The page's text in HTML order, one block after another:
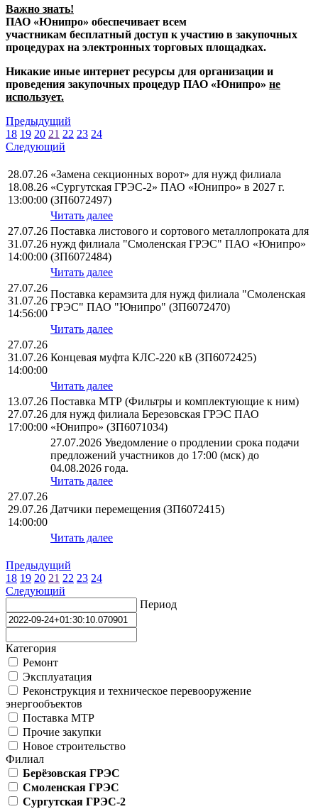
Важно знать!
ПАО «Юнипро» обеспечивает всем
участникам бесплатный доступ к участию в закупочных
процедурах на электронных торговых площадках.
Никакие иные интернет ресурсы для организации и
проведения закупочных процедур ПАО «Юнипро» не
использует.
Предыдущий
18 19 20 21 22 23 24
Следующий
28.07.26
18.08.26
13:00:00
«Замена секционных ворот» для нужд филиала
«Сургутская ГРЭС-2» ПАО «Юнипро» в 2027 г.
(ЗП6072497)
Читать далее
27.07.26
31.07.26
14:00:00
Поставка листового и сортового металлопроката для
нужд филиала "Смоленская ГРЭС" ПАО «Юнипро»
(ЗП6072484)
Читать далее
27.07.26
31.07.26
14:56:00
Поставка керамзита для нужд филиала "Смоленская
ГРЭС" ПАО "Юнипро" (ЗП6072470)
Читать далее
27.07.26
31.07.26
14:00:00
Концевая муфта КЛС-220 кВ (ЗП6072425)
Читать далее
13.07.26
27.07.26
17:00:00
Поставка МТР (Фильтры и комплектующие к ним)
для нужд филиала Березовская ГРЭС ПАО
«Юнипро» (ЗП6071034)
27.07.2026 Уведомление о продлении срока подачи
предложений участников до 17:00 (мск) до
04.08.2026 года.
Читать далее
27.07.26
29.07.26
14:00:00
Датчики перемещения (ЗП6072415)
Читать далее
Предыдущий
18 19 20 21 22 23 24
Следующий
Период
Категория
Ремонт
Эксплуатация
Реконструкция и техническое перевооружение
энергообъектов
Поставка МТР
Прочие закупки
Новое строительство
Филиал
Берёзовская ГРЭС
Смоленская ГРЭС
Сургутская ГРЭС-2